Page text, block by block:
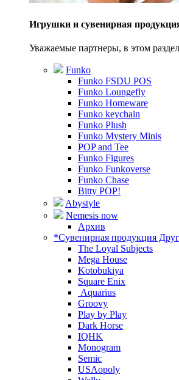
Игрушки и сувенирная
Уважаемые партнеры, в этом
Funko
Funko FSDU POS
Funko Loungefly
Funko Homeware
Funko keychain
Funko Plush
Funko Mystery Minis
POP and Tee
Funko Figures
Funko Funkoverse
Funko Chase
Bitty POP!
Abystyle
Nemesis now
Архив
*Сувенирная продукция
The Loyal Subjects
Mega House
Kotobukiya
Square Enix
Aquarius
Groovy
Play by Play
Dark Horse
IQHK
Monogram
Semic
USAopoly